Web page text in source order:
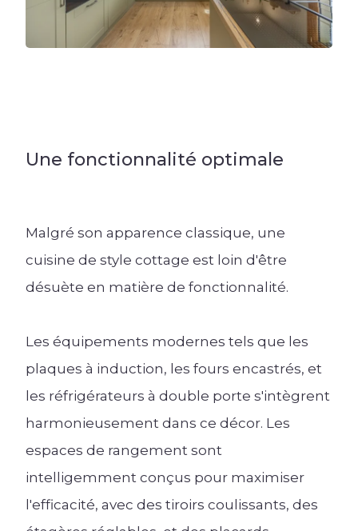
Une fonctionnalité optimale
Malgré son apparence classique, une
cuisine de style cottage est loin d'être
désuète en matière de fonctionnalité.
Les équipements modernes tels que les
plaques à induction, les fours encastrés, et
les réfrigérateurs à double porte s'intègrent
harmonieusement dans ce décor. Les
espaces de rangement sont
intelligemment conçus pour maximiser
l'efficacité, avec des tiroirs coulissants, des